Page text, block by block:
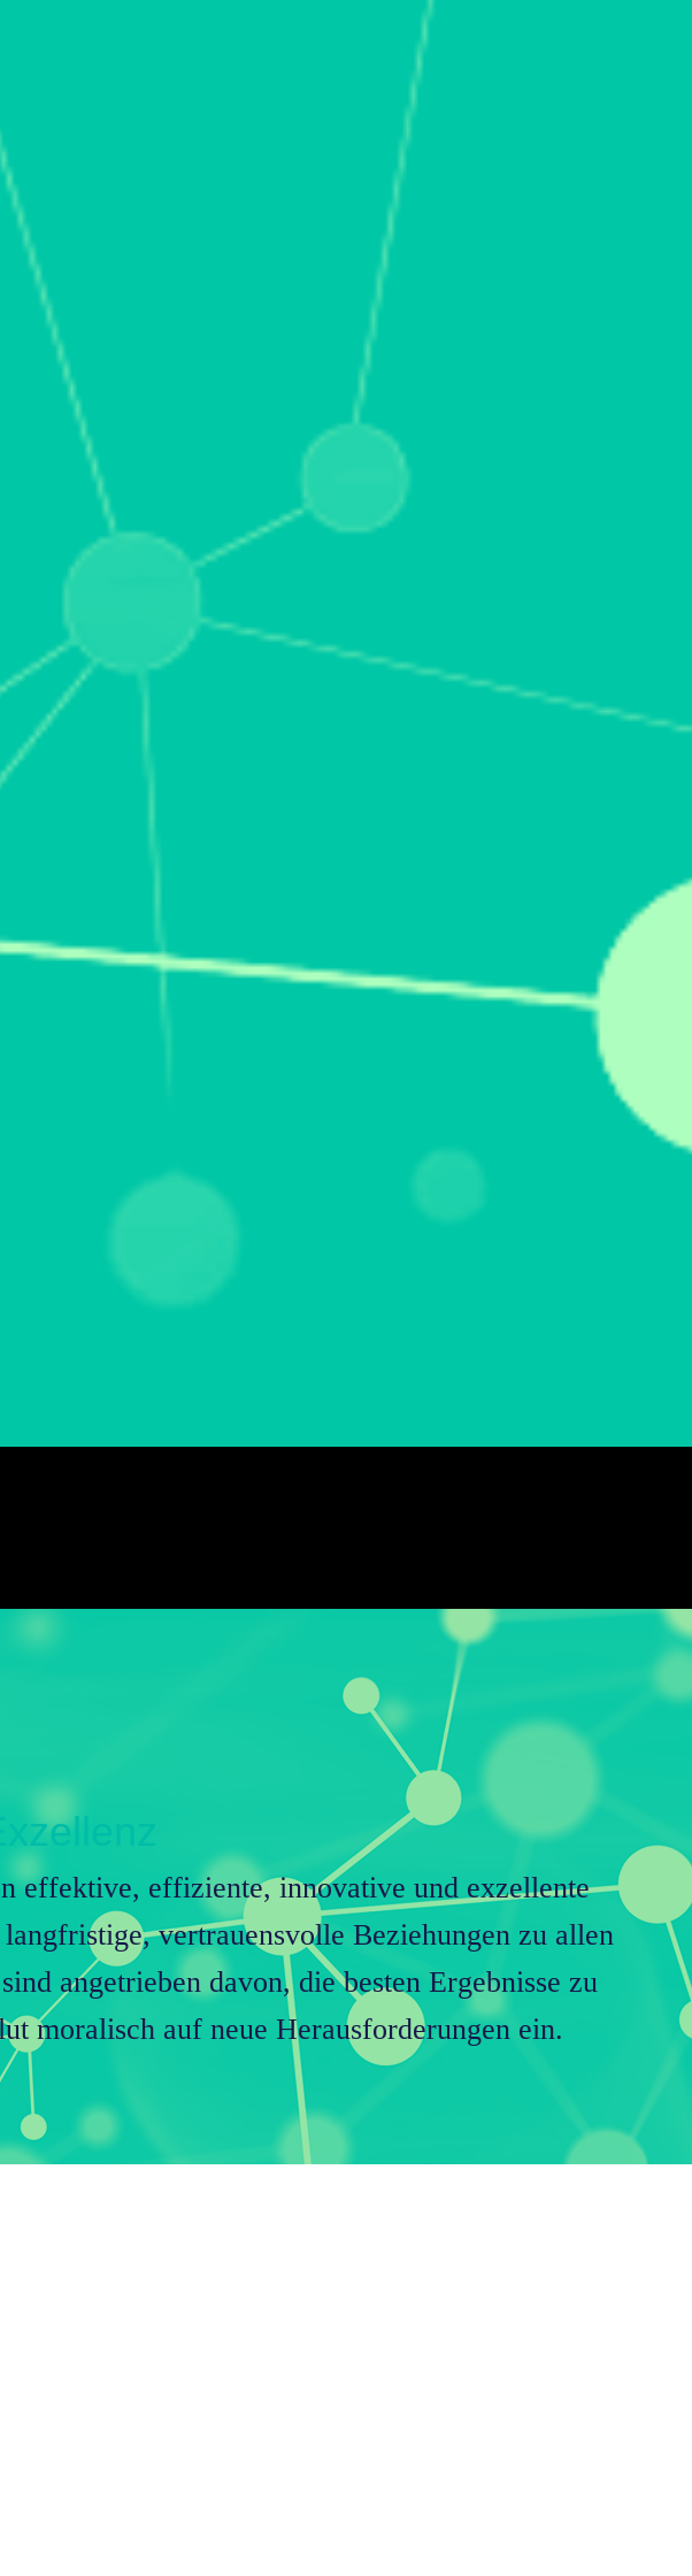
Exzellenz
effektive, effiziente, innovative und exzellente
vertrauensvolle Beziehungen zu allen
angetrieben davon, die besten Ergebnisse zu
moralisch auf neue Herausforderungen ein.